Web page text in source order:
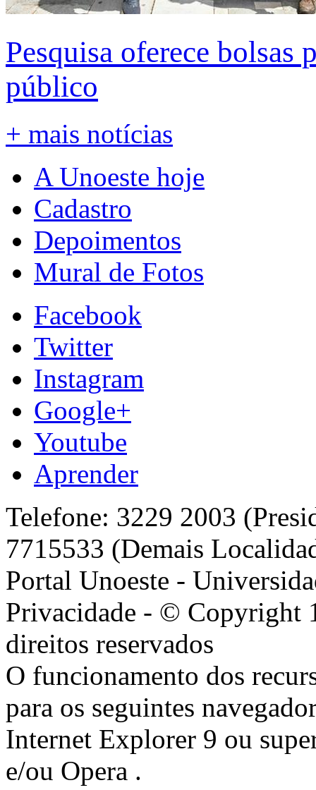
Pesquisa oferece bolsas
público
+ mais notícias
A Unoeste hoje
Cadastro
Depoimentos
Mural de Fotos
Facebook
Twitter
Instagram
Google+
Youtube
Aprender
Telefone: 3229 2003
7715533 (Demais
Portal Unoeste -
Privacidade - © Copyright
direitos reservados
O funcionamento dos
para os seguintes
Internet Explorer 9 ou
e/ou Opera .